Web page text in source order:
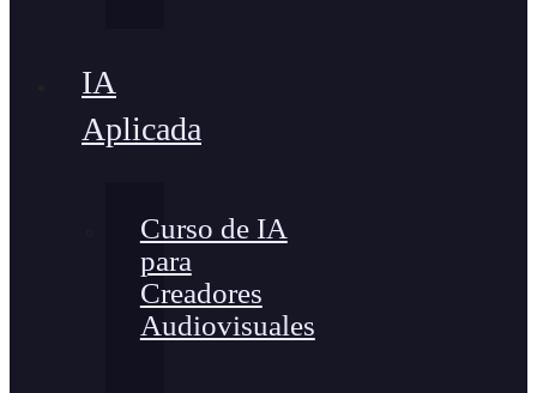
IA
Aplicada
Curso de IA
para
Creadores
Audiovisuales